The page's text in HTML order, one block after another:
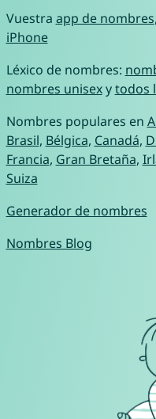
Vuestra app de nombres
iPhone
Léxico de nombres:
nombres unisexytodos
Nombres populares en
Brasil, Bélgica, Canadá,
Francia, Gran Bretaña,
Suiza
Generador de nombres
Nombres Blog